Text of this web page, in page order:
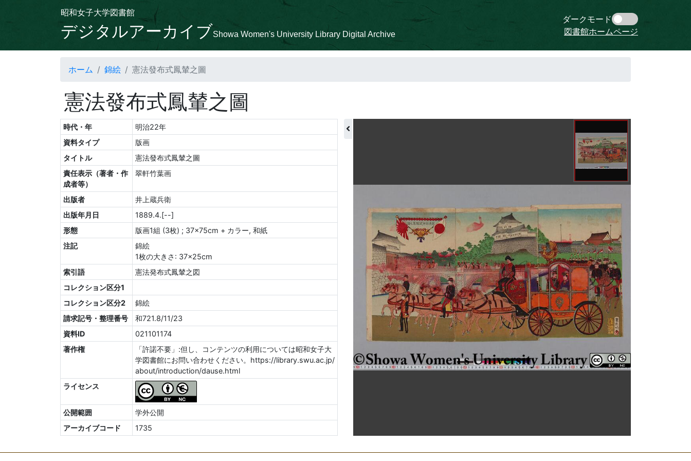
昭和女子大学図書館
デジタルアーカイブShowa Women's University Library Digital Archive
ダークモード
図書館ホームページ
ホーム 錦絵 憲法發布式鳳輦之圖
憲法發布式鳳輦之圖
時代・年
明治22年
資料タイプ
版画
タイトル
憲法發布式鳳輦之圖
責任表示（著者・作
成者等）
翠軒竹葉画
出版者
井上蔵兵衛
出版年月日
1889.4.[--]
形態
版画1組 (3枚) ; 37×75cm + カラー, 和紙
注記
錦絵
1枚の大きさ: 37×25cm
索引語
憲法発布式鳳輦之図
コレクション区分1
コレクション区分2
錦絵
請求記号・整理番号
和721.8/11/23
資料ID
021101174
著作権
「許諾不要」:但し、コンテンツの利用については昭和女子大
学図書館にお問い合わせください。https://library.swu.ac.jp/
about/introduction/dause.html
ライセンス
公開範囲
学外公開
アーカイブコード
1735